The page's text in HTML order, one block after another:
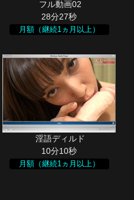
28分27秒
月額（継続1ヵ月以上）
10分10秒
月額（継続1ヵ月以上）